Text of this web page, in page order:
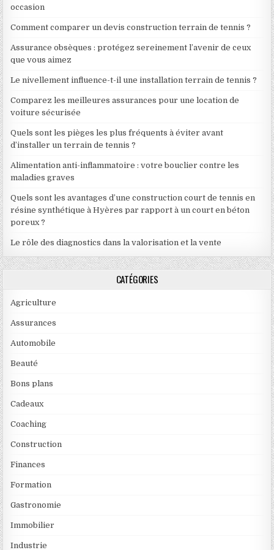
occasion
Comment comparer un devis construction terrain de tennis ?
Assurance obsèques : protégez sereinement l’avenir de ceux
que vous aimez
Le nivellement influence-t-il une installation terrain de tennis ?
Comparez les meilleures assurances pour une location de
voiture sécurisée
Quels sont les pièges les plus fréquents à éviter avant
d’installer un terrain de tennis ?
Alimentation anti-inflammatoire : votre bouclier contre les
maladies graves
Quels sont les avantages d’une construction court de tennis en
résine synthétique à Hyères par rapport à un court en béton
poreux ?
Le rôle des diagnostics dans la valorisation et la vente
CATÉGORIES
Agriculture
Assurances
Automobile
Beauté
Bons plans
Cadeaux
Coaching
Construction
Finances
Formation
Gastronomie
Immobilier
Industrie